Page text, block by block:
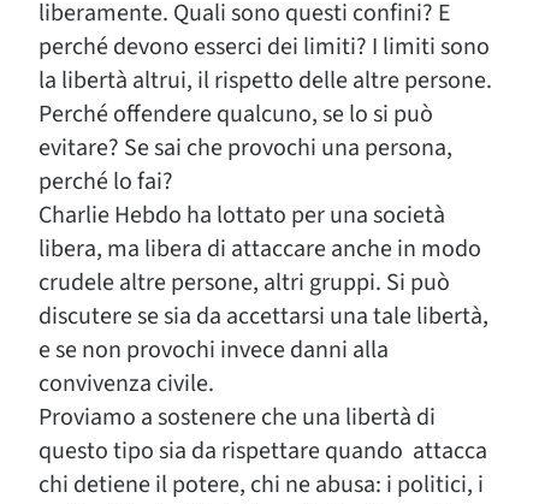
liberamente. Quali sono questi confini? E
perché devono esserci dei limiti? I limiti sono
la libertà altrui, il rispetto delle altre persone.
Perché offendere qualcuno, se lo si può
evitare? Se sai che provochi una persona,
perché lo fai?
Charlie Hebdo ha lottato per una società
libera, ma libera di attaccare anche in modo
crudele altre persone, altri gruppi. Si può
discutere se sia da accettarsi una tale libertà,
e se non provochi invece danni alla
convivenza civile.
Proviamo a sostenere che una libertà di
questo tipo sia da rispettare quando attacca
chi detiene il potere, chi ne abusa: i politici, i